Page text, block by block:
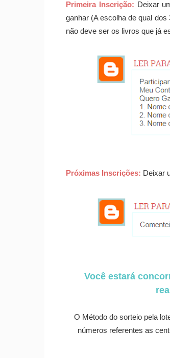
Primeira Inscrição: Deixar
ganhar (A escolha de qual
não deve ser os livros que já
Próximas Inscrições: Deixar
Você estará
O Método do sorteio pela
números referentes as